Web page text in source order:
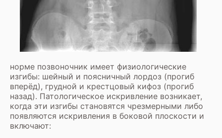
норме позвоночник имеет физиологические
изгибы: шейный и поясничный лордоз (прогиб
вперёд), грудной и крестцовый кифоз (прогиб
назад). Патологическое искривление возникает,
когда эти изгибы становятся чрезмерными либо
появляются искривления в боковой плоскости и
включают: